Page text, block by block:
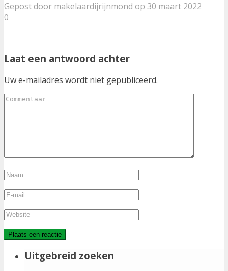
Gepost door makelaardijrijnmond op 30 maart 2022
0
Laat een antwoord achter
Uw e-mailadres wordt niet gepubliceerd.
Uitgebreid zoeken